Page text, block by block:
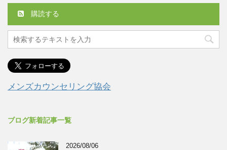
購読する
メンズカウンセリング協会
ブログ新着記事一覧
2026/08/06